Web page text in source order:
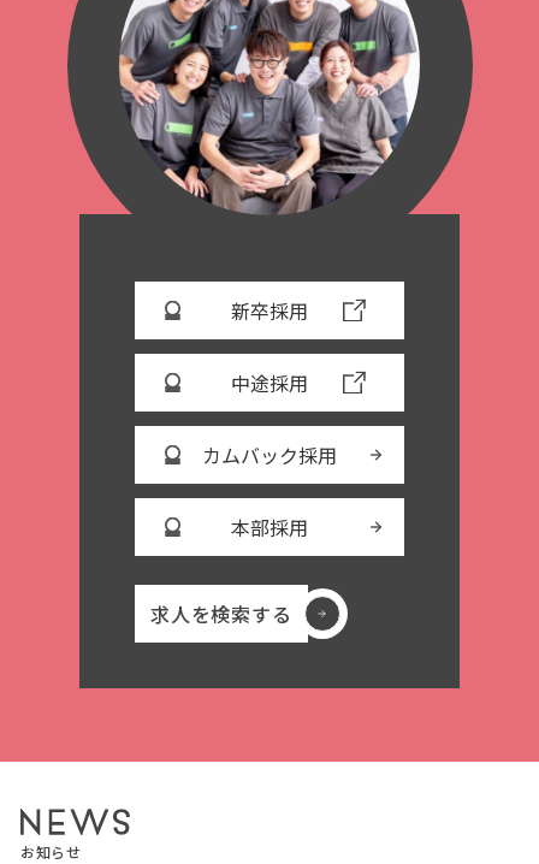
新卒採用
中途採用
カムバック採用
本部採用
求人を検索する
お知らせ